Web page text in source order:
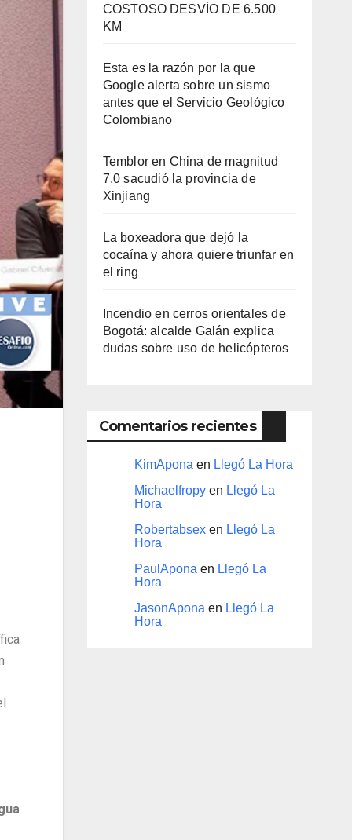
COSTOSO DESVÍO DE 6.500
KM
Esta es la razón por la que
Google alerta sobre un sismo
antes que el Servicio Geológico
Colombiano
Temblor en China de magnitud
7,0 sacudió la provincia de
Xinjiang
La boxeadora que dejó la
cocaína y ahora quiere triunfar en
el ring​
Incendio en cerros orientales de
Bogotá: alcalde Galán explica
dudas sobre uso de helicópteros
Comentarios recientes
KimAponaen Llegó La Hora
Michaelfropyen Llegó La
Hora
Robertabsexen Llegó La
Hora
PaulAponaen Llegó La
Hora
JasonAponaen Llegó La
Hora